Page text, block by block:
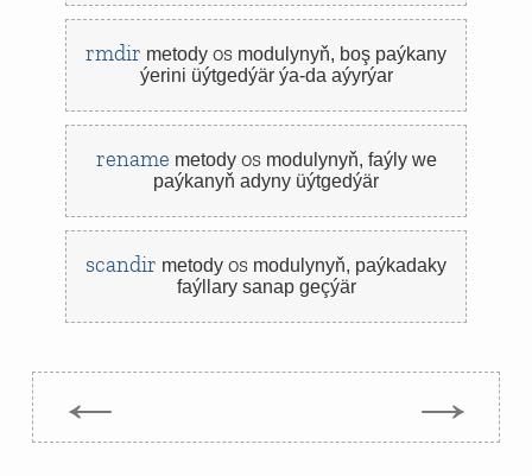
rmdir metody os modulynyň, boş paýkany
ýerini üýtgedýär ýa-da aýyrýar
rename metody osmodulynyň, faýly we
paýkanyň adyny üýtgedýär
scandir metody os modulynyň, paýkadaky
faýllary sanap geçýär
← →